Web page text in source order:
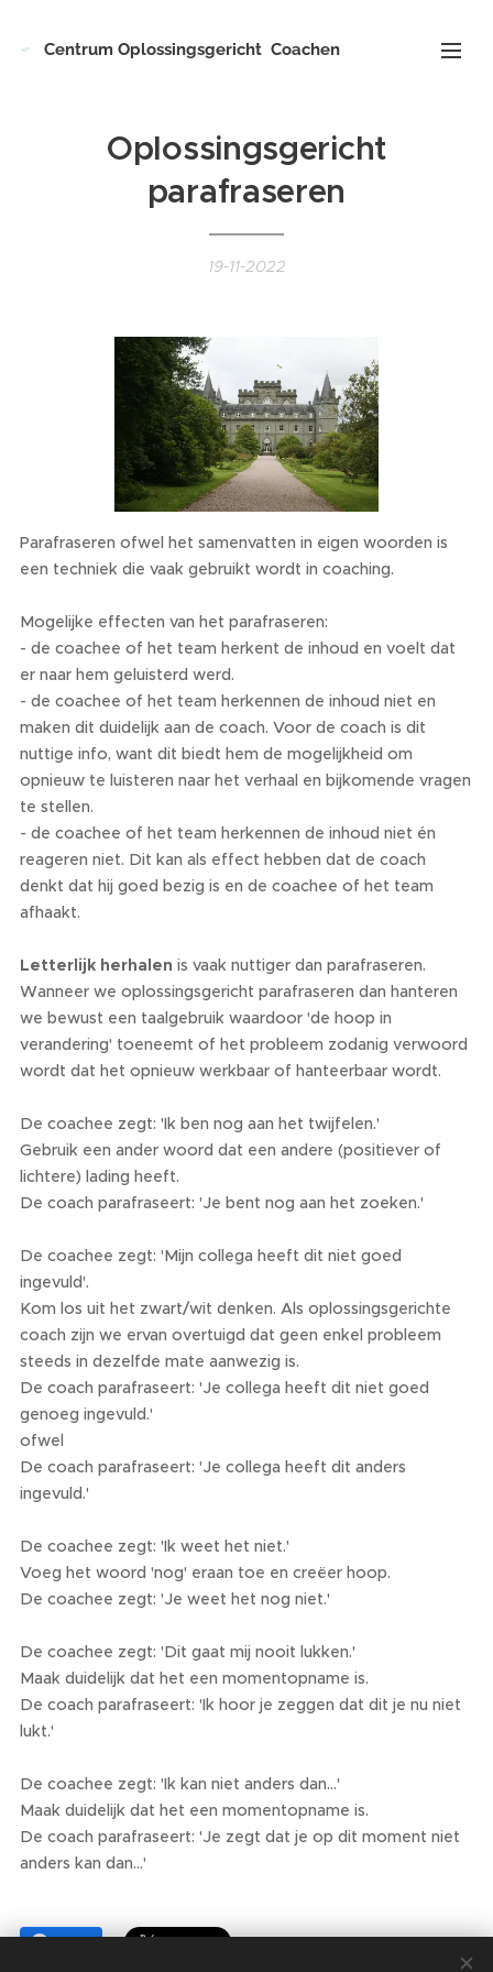
Centrum Oplossingsgericht Coachen
Oplossingsgericht
parafraseren
19-11-2022
Parafraseren ofwel het samenvatten in eigen woorden is
een techniek die vaak gebruikt wordt in coaching.
Mogelijke effecten van het parafraseren:
- de coachee of het team herkent de inhoud en voelt dat
er naar hem geluisterd werd.
- de coachee of het team herkennen de inhoud niet en
maken dit duidelijk aan de coach. Voor de coach is dit
nuttige info, want dit biedt hem de mogelijkheid om
opnieuw te luisteren naar het verhaal en bijkomende vragen
te stellen.
- de coachee of het team herkennen de inhoud niet én
reageren niet. Dit kan als effect hebben dat de coach
denkt dat hij goed bezig is en de coachee of het team
afhaakt.
Letterlijk herhalen is vaak nuttiger dan parafraseren.
Wanneer we oplossingsgericht parafraseren dan hanteren
we bewust een taalgebruik waardoor 'de hoop in
verandering' toeneemt of het probleem zodanig verwoord
wordt dat het opnieuw werkbaar of hanteerbaar wordt.
De coachee zegt: 'Ik ben nog aan het twijfelen.'
Gebruik een ander woord dat een andere (positiever of
lichtere) lading heeft.
De coach parafraseert: 'Je bent nog aan het zoeken.'
De coachee zegt: 'Mijn collega heeft dit niet goed
ingevuld'.
Kom los uit het zwart/wit denken. Als oplossingsgerichte
coach zijn we ervan overtuigd dat geen enkel probleem
steeds in dezelfde mate aanwezig is.
De coach parafraseert: 'Je collega heeft dit niet goed
genoeg ingevuld.'
ofwel
De coach parafraseert: 'Je collega heeft dit anders
ingevuld.'
De coachee zegt: 'Ik weet het niet.'
Voeg het woord 'nog' eraan toe en creëer hoop.
De coachee zegt: 'Je weet het nog niet.'
De coachee zegt: 'Dit gaat mij nooit lukken.'
Maak duidelijk dat het een momentopname is.
De coach parafraseert: 'Ik hoor je zeggen dat dit je nu niet
lukt.'
De coachee zegt: 'Ik kan niet anders dan...'
Maak duidelijk dat het een momentopname is.
De coach parafraseert: 'Je zegt dat je op dit moment niet
anders kan dan...'
Share